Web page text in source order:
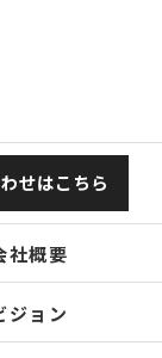
せはこちら
社概要
ジョン